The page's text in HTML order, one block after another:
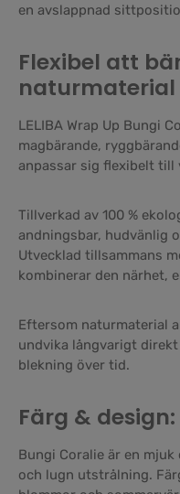
en avslappnad
Flexibel att
naturmaterial
LELIBA Wrap Up Bungi
magbärande,
anpassar sig flexibelt till
Tillverkad av 100 %
andningsbar, hudvänlig
Utvecklad tillsammans
kombinerar den närhet,
Eftersom naturmaterial
undvika långvarigt
blekning över tid.
Färg &
Bungi Coralie är en
och lugn utstrålning.